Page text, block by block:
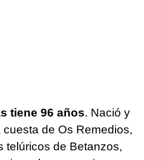
tiene 96 años. Nació y
de Os Remedios,
telúricos de Betanzos,